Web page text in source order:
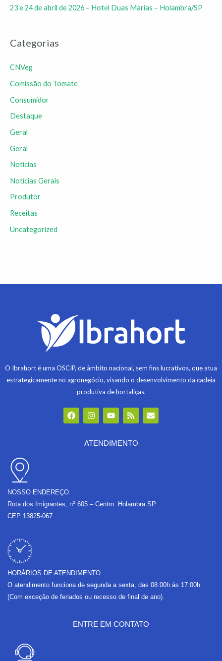
23 e 24 de abril de 2026 – Hotel Duas Marias – Holambra/SP
Categorias
CNVeg
Comissão do Tomate
Consumidor
Destaque
Geral
Geral
Notícias
Notícias Gerais
Produtor
Receitas
Uncategorized
O Ibrahort é uma OSCIP, de âmbito nacional, sem fins lucrativos, que atua
estrategicamente no agronegócio, visando o desenvolvimento da cadeia
produtiva de hortaliças.
F
a
I
n
a
Y
o
u
R
s
E
n
ATENDIMENTO
NOSSO ENDEREÇO
Rota dos Imigrantes, nº 605 – Centro. Holambra SP
CEP 13825-067
HORÁRIOS DE ATENDIMENTO
O atendimento funciona de segunda a sexta, das 08:00h às 17:00h
(Com exceção de feriados ou recesso de final de ano).
ENTRE EM CONTATO